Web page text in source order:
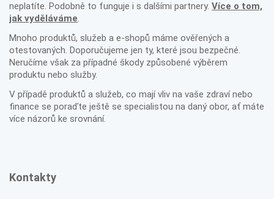
neplatíte. Podobně to funguje i s dalšími partnery. Více o tom,
jak vyděláváme.
Mnoho produktů, služeb a e-shopů máme ověřených a
otestovaných. Doporučujeme jen ty, které jsou bezpečné.
Neručíme však za případné škody způsobené výběrem
produktu nebo služby.
V případě produktů a služeb, co mají vliv na vaše zdraví nebo
finance se poraďte ještě se specialistou na daný obor, ať máte
více názorů ke srovnání.
Kontakty